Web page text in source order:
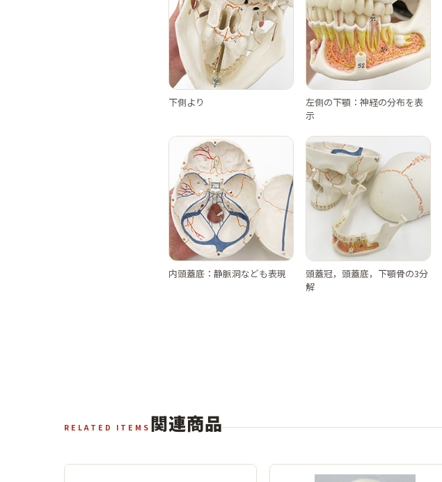
下側より
左側の下顎：神経の分布を表
示
内頭蓋底：静脈洞なども表現
頭蓋冠，頭蓋底，下顎骨の3分
解
RELATED ITEMS 関連商品